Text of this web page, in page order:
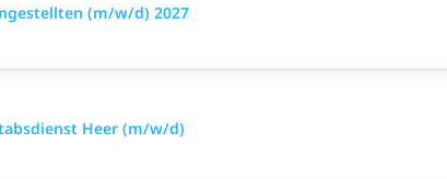
(m/w/d) 2027
Heer (m/w/d)